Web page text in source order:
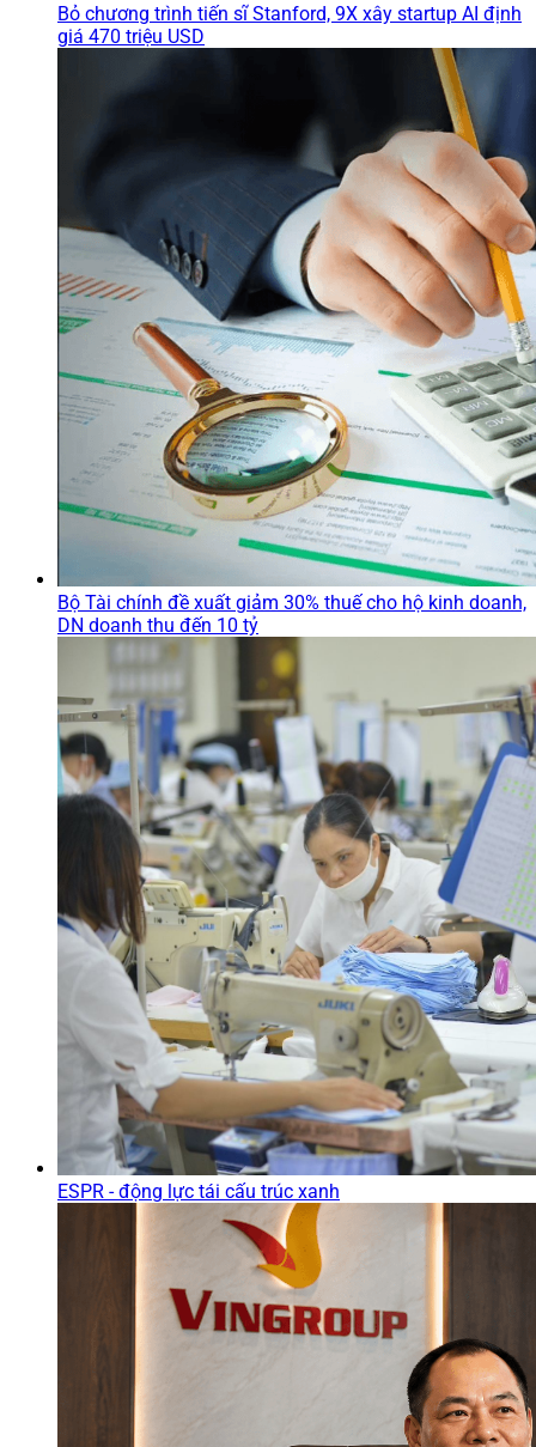
Bỏ chương trình tiến sĩ Stanford, 9X xây startup AI định
giá 470 triệu USD
Bộ Tài chính đề xuất giảm 30% thuế cho hộ kinh doanh,
DN doanh thu đến 10 tỷ
ESPR - động lực tái cấu trúc xanh